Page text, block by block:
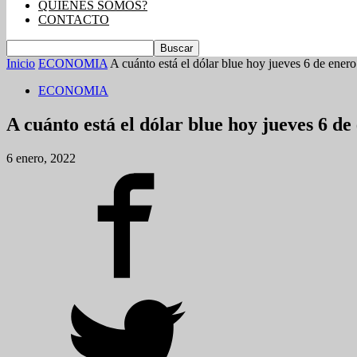
QUIENES SOMOS?
CONTACTO
Inicio ECONOMIA A cuánto está el dólar blue hoy jueves 6 de
ECONOMIA
A cuánto está el dólar blue hoy jueves 6 de
6 enero, 2022